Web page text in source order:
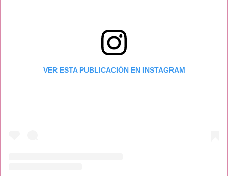
VER ESTA PUBLICACIÓN EN INSTAGRAM